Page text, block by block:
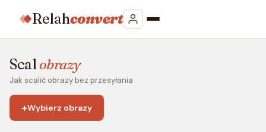
Relahconvert
Scalobrazy
Jak scalić obrazy bez przesyłania
+Wybierz obrazy